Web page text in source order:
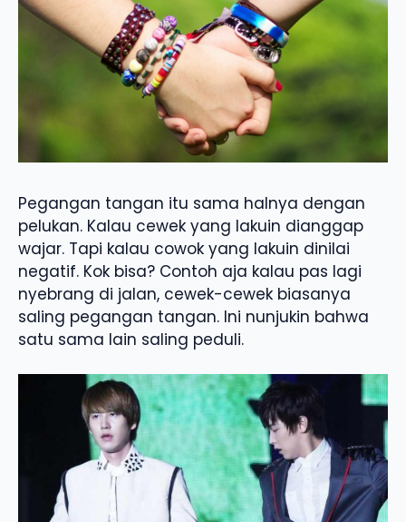
Pegangan tangan itu sama halnya dengan
pelukan. Kalau cewek yang lakuin dianggap
wajar. Tapi kalau cowok yang lakuin dinilai
negatif. Kok bisa? Contoh aja kalau pas lagi
nyebrang di jalan, cewek-cewek biasanya
saling pegangan tangan. Ini nunjukin bahwa
satu sama lain saling peduli.